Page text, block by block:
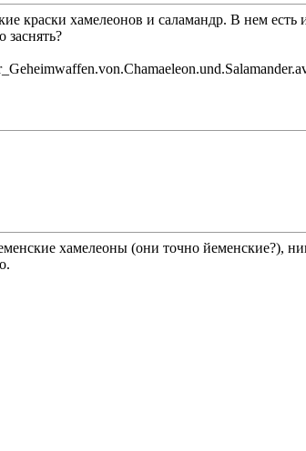
краски хамелеонов и саламандр. В нем
заснять?
хамелеоны (они точно йеменские?),